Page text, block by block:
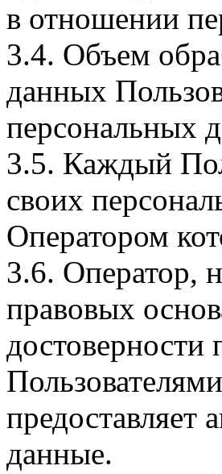
в отношении
3.4. Объем
данных
персональных
3.5. Каждый
своих
Оператором
3.6. Оператор,
правовых
предоставляет
данные.